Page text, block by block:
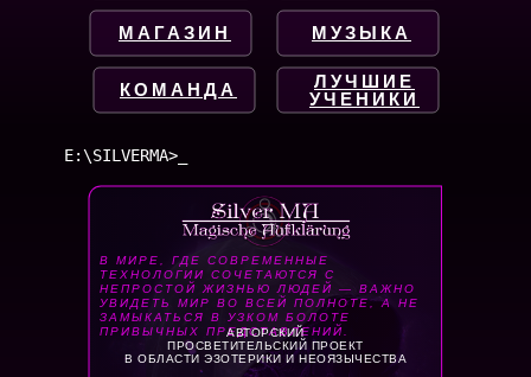
КОМАНДА
МАГАЗИН МУЗЫКА
ЛУЧШИЕ
УЧЕНИКИ
E:\SILVERMA>
В МИРЕ, ГДЕ СОВРЕМЕННЫЕ
ТЕХНОЛОГИИ СОЧЕТАЮТСЯ С
НЕПРОСТОЙ ЖИЗНЬЮ ЛЮДЕЙ — ВАЖНО
УВИДЕТЬ МИР ВО ВСЕЙ ПОЛНОТЕ, А НЕ
ЗАМЫКАТЬСЯ В УЗКОМ БОЛОТЕ
ПРИВЫЧНЫХ ПРЕДСТАВЛЕНИЙ.
АВТОРСКИЙ
ПРОСВЕТИТЕЛЬСКИЙ ПРОЕКТ
В ОБЛАСТИ ЭЗОТЕРИКИ И НЕОЯЗЫЧЕСТВА